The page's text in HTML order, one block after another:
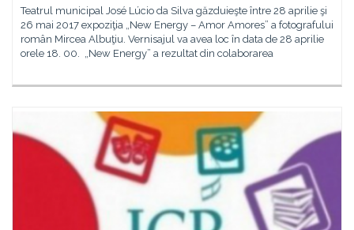
Teatrul municipal José Lúcio da Silva găzduieşte între 28 aprilie şi
26 mai 2017 expoziţia „New Energy – Amor Amores” a fotografului
român Mircea Albuţiu. Vernisajul va avea loc în data de 28 aprilie
orele 18. 00. „New Energy” a rezultat din colaborarea